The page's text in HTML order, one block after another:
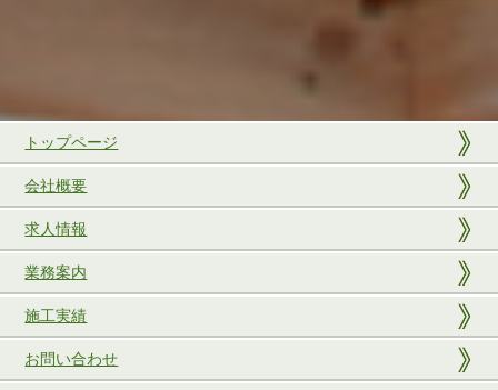
トップページ
会社概要
求人情報
業務案内
施工実績
お問い合わせ